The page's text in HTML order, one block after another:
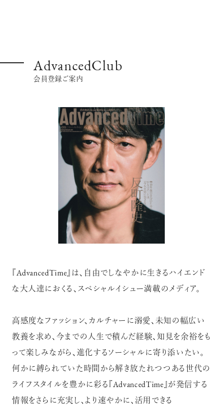
注目の記事
俳優
反町 隆史
アクティビティの意外な視点、新たな
感覚で味わうニューヨークの魅力
AdvancedClub
会員登録ご案内
『AdvancedTime』は、自由でしなやかに生きるハイエンド
な大人達におくる、スペシャルイシュー満載のメディア。
高感度なファッション、カルチャーに溺愛、未知の幅広い
教養を求め、今までの人生で積んだ経験、知見を余裕をも
って楽しみながら、進化するソーシャルに寄り添いたい。
何かに縛られていた時間から解き放たれつつある世代の
ライフスタイルを豊かに彩る『AdvancedTime』が発信する
情報をさらに充実し、より速やかに、活用できる